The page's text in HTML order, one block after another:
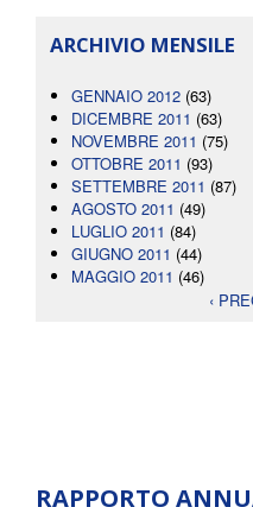
ARCHIVIO MENSILE
GENNAIO 2012 (63)
DICEMBRE 2011 (63)
NOVEMBRE 2011 (75)
OTTOBRE 2011 (93)
SETTEMBRE 2011 (87)
AGOSTO 2011 (49)
LUGLIO 2011 (84)
GIUGNO 2011 (44)
MAGGIO 2011 (46)
‹
RAPPORTO